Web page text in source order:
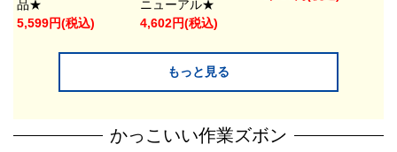
品★
5,599円(税込)
ニューアル★
4,602円(税込)
もっと見る
かっこいい作業ズボン